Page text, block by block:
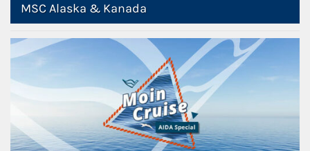
MSC Alaska & Kanada